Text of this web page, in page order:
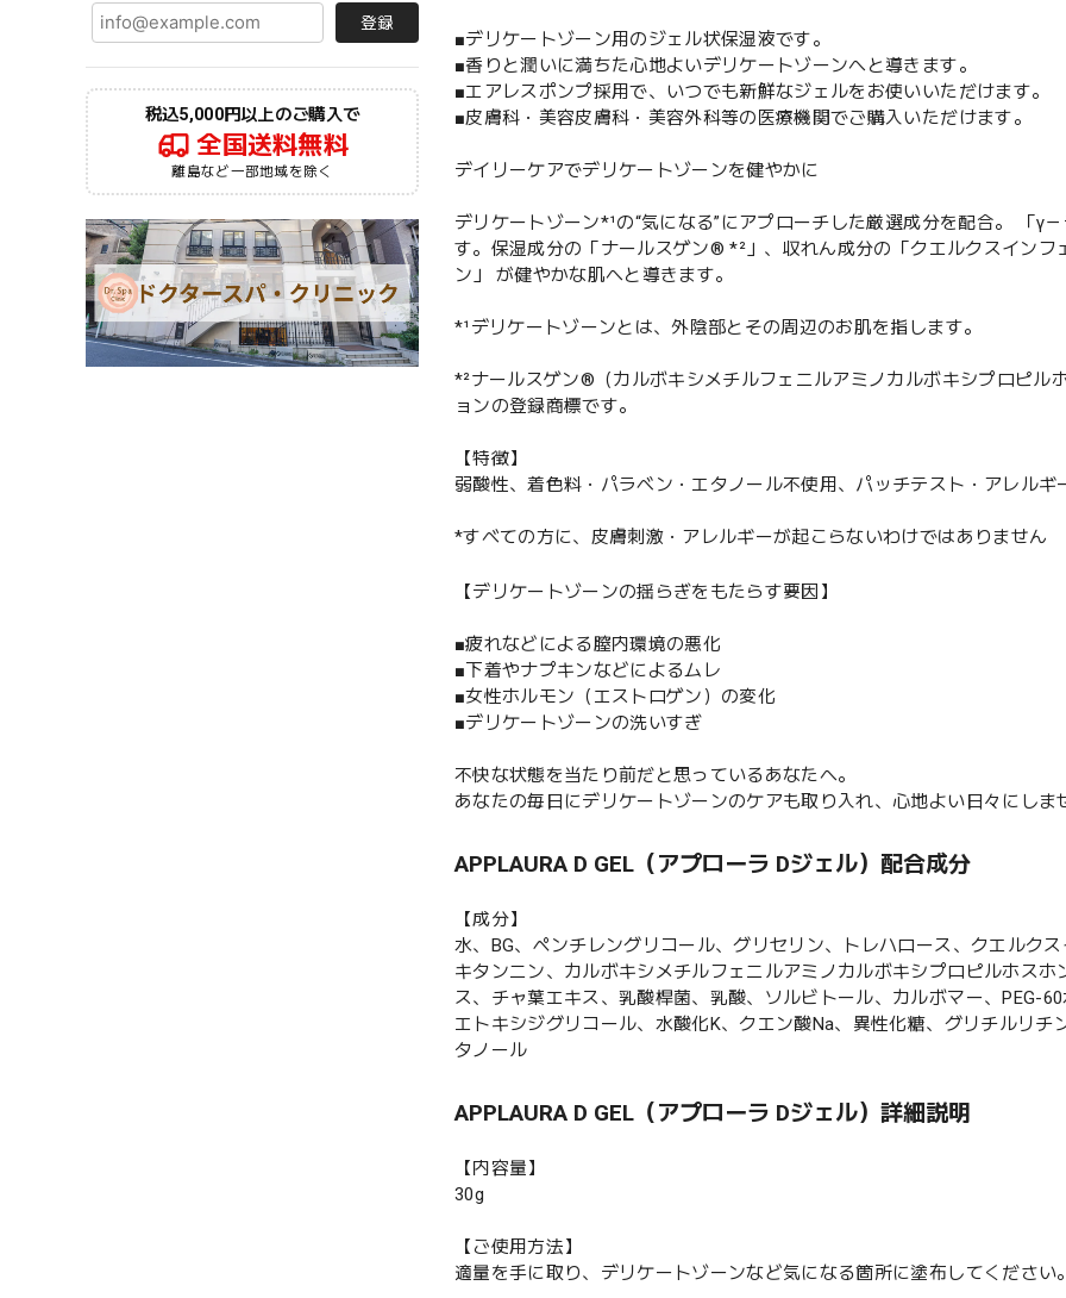
登録
税込5,000円以上のご購入で
全国送料無料
離島など一部地域を除く
■デリケートゾーン用のジェル状保湿液です。
■香りと潤いに満ちた心地よいデリケートゾーンへと導きます。
■エアレスポンプ採用で、いつでも新鮮なジェルをお使いいただけます。
■皮膚科・美容皮膚科・美容外科等の医療機関でご購入いただけます。
デイリーケアでデリケートゾーンを健やかに
デリケートゾーン*¹の“気になる”にアプローチした厳選成分を配合。 「γ
す。保湿成分の「ナールスゲン® *²」、収れん成分の「クエルクスイン
ン」 が健やかな肌へと導きます。
*¹デリケートゾーンとは、外陰部とその周辺のお肌を指します。
*²ナールスゲン®（カルボキシメチルフェニルアミノカルボキシプロピル
ョンの登録商標です。
【特徴】
弱酸性、着色料・パラベン・エタノール不使用、パッチテスト・アレルギ
*すべての方に、皮膚刺激・アレルギーが起こらないわけではありません
【デリケートゾーンの揺らぎをもたらす要因】
■疲れなどによる膣内環境の悪化
■下着やナプキンなどによるムレ
■女性ホルモン（エストロゲン）の変化
■デリケートゾーンの洗いすぎ
不快な状態を当たり前だと思っているあなたへ。
あなたの毎日にデリケートゾーンのケアも取り入れ、心地よい日々にしま
APPLAURA D GEL（アプローラ Dジェル）配合成分
【成分】
水、BG、ペンチレングリコール、グリセリン、トレハロース、クエルク
キタンニン、カルボキシメチルフェニルアミノカルボキシプロピルホス
ス、チャ葉エキス、乳酸桿菌、乳酸、ソルビトール、カルボマー、PEG-
エトキシジグリコール、水酸化K、クエン酸Na、異性化糖、グリチルリ
タノール
APPLAURA D GEL（アプローラ Dジェル）詳細説明
【内容量】
30g
【ご使用方法】
適量を手に取り、デリケートゾーンなど気になる箇所に塗布してください。